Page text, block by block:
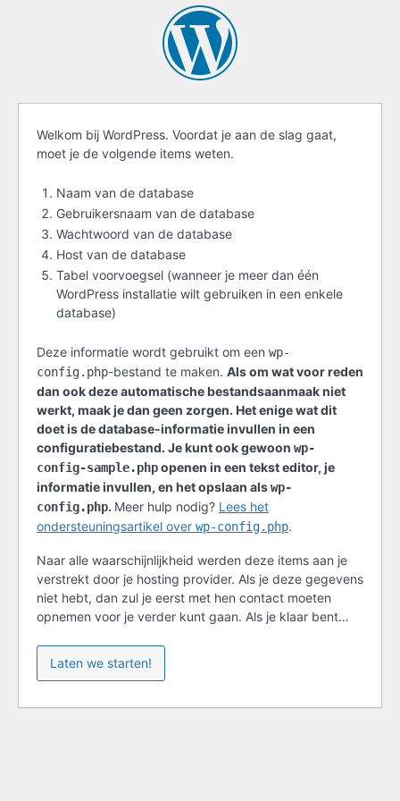
Voordat
je
start
Welkom bij WordPress. Voordat je aan de slag gaat,
moet je de volgende items weten.
Naam van de database
Gebruikersnaam van de database
Wachtwoord van de database
Host van de database
Tabel voorvoegsel (wanneer je meer dan één
WordPress installatie wilt gebruiken in een enkele
database)
Deze informatie wordt gebruikt om een wp-
config.php-bestand te maken. Als om wat voor reden
dan ook deze automatische bestandsaanmaak niet
werkt, maak je dan geen zorgen. Het enige wat dit
doet is de database-informatie invullen in een
configuratiebestand. Je kunt ook gewoon wp-
config-sample.phpopenen in een tekst editor, je
informatie invullen, en het opslaan alswp-
config.php. Meer hulp nodig? Lees het
ondersteuningsartikel over wp-config.php.
Naar alle waarschijnlijkheid werden deze items aan je
verstrekt door je hosting provider. Als je deze gegevens
niet hebt, dan zul je eerst met hen contact moeten
opnemen voor je verder kunt gaan. Als je klaar bent…
Laten we starten!